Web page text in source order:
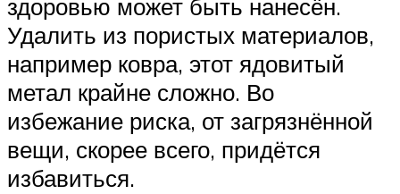
здоровью может быть нанесён.
Удалить из пористых материалов,
например ковра, этот ядовитый
метал крайне сложно. Во
избежание риска, от загрязнённой
вещи, скорее всего, придётся
избавиться.